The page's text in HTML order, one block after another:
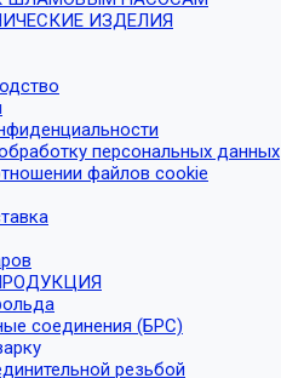
ИЗДЕЛИЯ
персональных данных
файлов cookie
соединения (БРС)
резьбой